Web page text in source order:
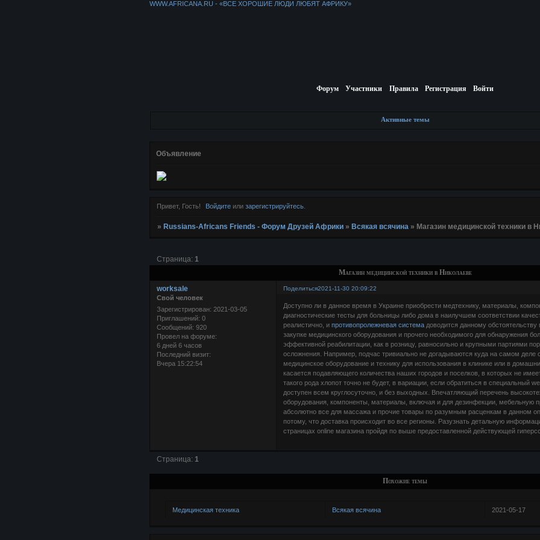
WWW.AFRICANA.RU - «ВСЕ ХОРОШИЕ ЛЮДИ ЛЮБЯТ АФРИКУ»
Форум Участники Правила Регистрация Войти
Активные темы
Объявление
Привет, Гость! Войдите или зарегистрируйтесь
» Russians-Africans Friends - Форум Друзей Африки » Всякая всячина » Магазин медицинской техники в
Магазин медицинской техники в Николаеве
Страница: 1
Поделиться2021-11-30 20:09:22
worksale
Свой человек
Зарегистрирован: 2021-03-05
Приглашений: 0
Сообщений: 920
Провел на форуме:
6 дней 6 часов
Последний визит:
Вчера 15:22:54
Доступно ли в данное время в Украине приобрести медтехнику, материалы,
диагностические тесты для больницы либо дома в наилучшем соответствии
реалистично, и противопролежневая системадоводится данному
закупке медицинского оборудования и прочего необходимого для обнаружения
эффективной реабилитации, как в розницу, равносильно и крупными партиями
осложнения. Например, подчас тривиально не догадываются куда на самом деле
медицинское оборудование и технику для использования в клинике или в
касается подавляющего количества наших городов и поселков, в которых не
такого рода хлопот точно не будет, в вариации, если обратиться в специальный
доступен всем круглосуточно, и без выходных. Впечатляющий перечень
оборудования, компоненты, материалы, включая и для дезинфекции, мебельную
абсолютно все для массажа и прочие товары по разумным расценкам в данном
потому, что доставка происходит во все регионы. Разузнать детальную
страницах online магазина пройдя по выше предоставленной действующей
Страница: 1
Похожие темы
Медицинская техника Всякая всячина 2021-05-17